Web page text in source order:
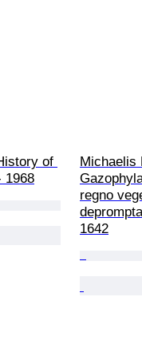
of
1968
Michaelis
regno
1642